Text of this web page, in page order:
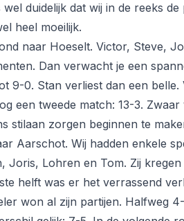
duidelijk dat wij in de reeks
heel moeilijk.
naar Hoeselt. Victor, Steve,
Dan verwacht je een
9-0. Stan verliest dan een
een tweede match: 13-3.
stilaan zorgen beginnen te
Aarschot. Wij hadden enkele
Joris, Lohren en Tom. Zij
helft was er het verrassend
won al zijn partijen. Halfweg